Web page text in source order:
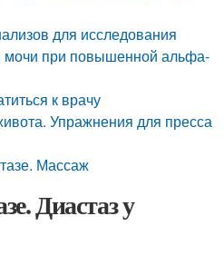
для исследования
мочи при повышенной альфа-
к врачу
Упражнения для пресса
Массаж
Диастаз у